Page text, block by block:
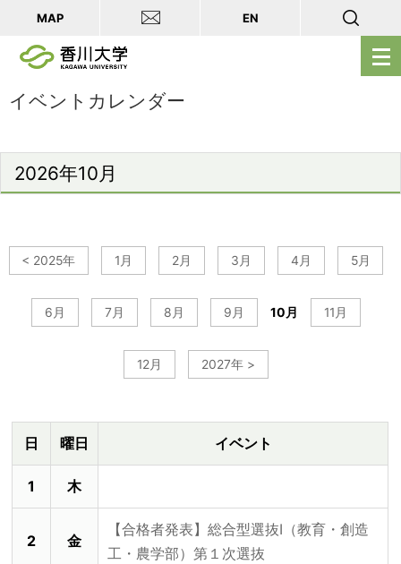
メ
ニ
く
MAP EN
イベントカレンダー
2026年10月
< 2025年 1月 2月 3月 4月 5月
6月 7月 8月 9月 10月 11月
12月 2027年 >
日 曜日 イベント
1 木
2 金
【合格者発表】総合型選抜Ⅰ（教育・創造
工・農学部）第１次選抜